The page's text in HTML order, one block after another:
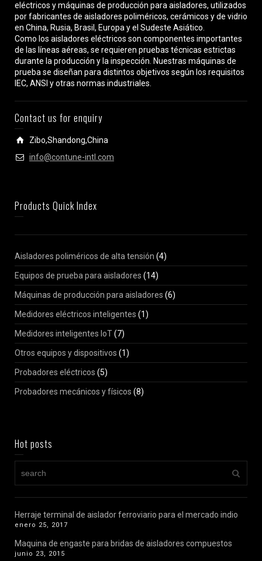
eléctricos y máquinas de producción para aisladores, utilizados
por fabricantes de aisladores poliméricos, cerámicos y de vidrio
en China, Rusia, Brasil, Europa y el Sudeste Asiático.
Como los aisladores eléctricos son componentes importantes
de las líneas aéreas, se requieren pruebas técnicas estrictas
durante la producción y la inspección. Nuestras máquinas de
prueba se diseñan para distintos objetivos según los requisitos
IEC, ANSI y otras normas industriales.
Contact us for enquiry
Zibo,Shandong,China
info@contune-intl.com
Products Quick Index
Aisladores poliméricos de alta tensión (4)
Equipos de prueba para aisladores (14)
Máquinas de producción para aisladores (6)
Medidores eléctricos inteligentes (1)
Medidores inteligentes IoT(7)
Otros equipos y dispositivos (1)
Probadores eléctricos (5)
Probadores mecánicos y físicos (8)
Hot posts
Herraje terminal de aislador ferroviario para el mercado indio
enero 25, 2017
Maquina de engaste para bridas de aisladores compuestos
junio 23, 2015